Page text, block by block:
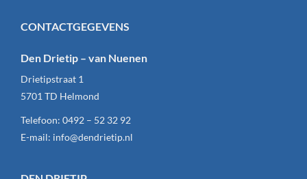
CONTACTGEGEVENS
Den Drietip – van Nuenen
Drietipstraat 1
5701 TD Helmond
Telefoon: 0492 – 52 32 92
E-mail: info@dendrietip.nl